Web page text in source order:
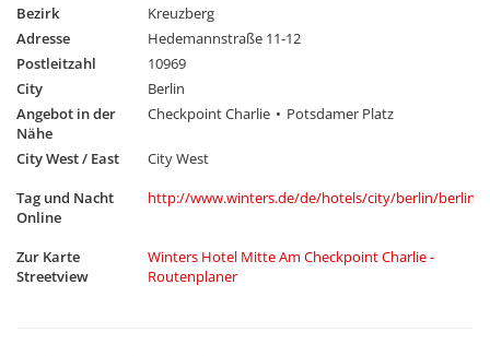
Bezirk
Kreuzberg
Adresse
Hedemannstraße 11-12
Postleitzahl
10969
City
Berlin
Angebot in der
Nähe
Checkpoint Charlie Potsdamer Platz
City West / East
City West
Tag und Nacht
Online
http://www.winters.de/de/hotels/city/berlin/
Zur Karte
Streetview
Winters Hotel Mitte Am Checkpoint Charlie -
Routenplaner